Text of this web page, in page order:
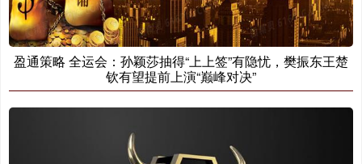
盈通策略 全运会：孙颖莎抽得“上上签”有隐忧，樊振东王楚
钦有望提前上演“巅峰对决”